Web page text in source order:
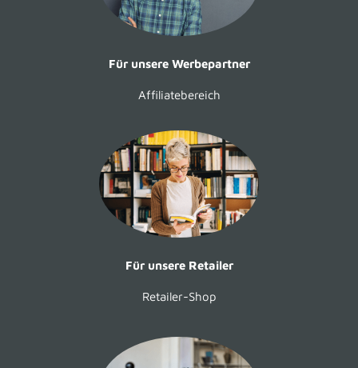
Für unsere Werbepartner
Affiliatebereich
Für unsere Retailer
Retailer-Shop